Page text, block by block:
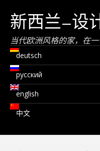
新西兰–设
当代欧洲风格的家，在
deutsch
русский
english
中文